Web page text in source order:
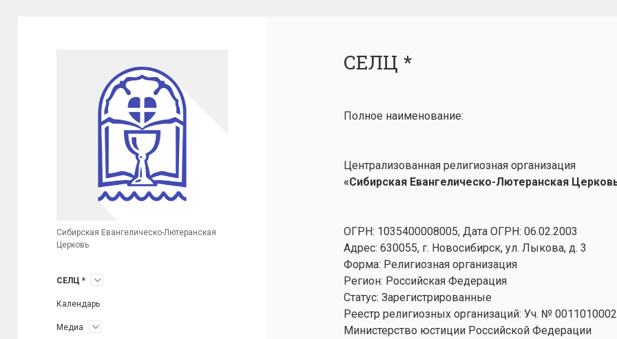
Сибирская
Евангелическо-
Лютеранская
Церковь
(неофициальный
сайт)
Сибирская Евангелическо-Лютеранская
Церковь
СЕЛЦ *
открыть
меню
Календарь
Медиа
открыть
меню
СЕЛЦ *
Полное наименование:
Централизованная религиозная организация
«Сибирская Евангелическо-Лютеранская
ОГРН: 1035400008005, Дата ОГРН: 06.02.2003
Адрес: 630055, г. Новосибирск, ул. Лыкова, д. 3
Форма: Религиозная организация
Регион: Российская Федерация
Статус: Зарегистрированные
Реестр религиозных организаций: Уч. № 0011010002
Министерство юстиции Российской Федерации